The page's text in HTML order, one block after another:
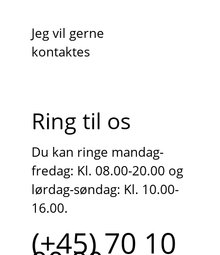
Jeg vil gerne
kontaktes
Ring til os
Du kan ringe mandag-
fredag: Kl. 08.00-20.00 og
lørdag-søndag: Kl. 10.00-
16.00.
(+45) 70 10